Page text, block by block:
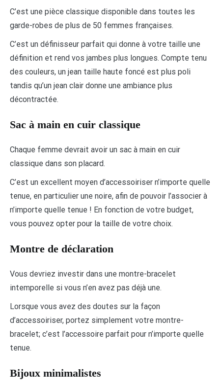
C’est une pièce classique disponible dans toutes les
garde-robes de plus de 50 femmes françaises.
C’est un définisseur parfait qui donne à votre taille une
définition et rend vos jambes plus longues. Compte tenu
des couleurs, un jean taille haute foncé est plus poli
tandis qu’un jean clair donne une ambiance plus
décontractée.
Sac à main en cuir classique
Chaque femme devrait avoir un sac à main en cuir
classique dans son placard.
C’est un excellent moyen d’accessoiriser n’importe quelle
tenue, en particulier une noire, afin de pouvoir l’associer à
n’importe quelle tenue ! En fonction de votre budget,
vous pouvez opter pour la taille de votre choix.
Montre de déclaration
Vous devriez investir dans une montre-bracelet
intemporelle si vous n’en avez pas déjà une.
Lorsque vous avez des doutes sur la façon
d’accessoiriser, portez simplement votre montre-
bracelet; c’est l’accessoire parfait pour n’importe quelle
tenue.
Bijoux minimalistes